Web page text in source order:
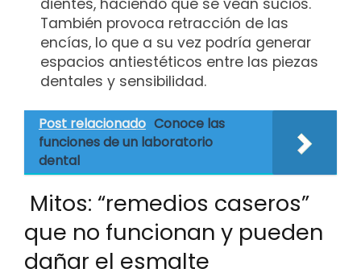
dientes, haciendo que se vean sucios.
También provoca retracción de las
encías, lo que a su vez podría generar
espacios antiestéticos entre las piezas
dentales y sensibilidad.
Post relacionado Conoce las
funciones de un laboratorio
dental
Mitos: “remedios caseros”
que no funcionan y pueden
dañar el esmalte